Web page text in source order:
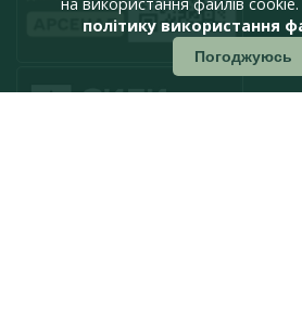
політику використання
Погоджуюсь